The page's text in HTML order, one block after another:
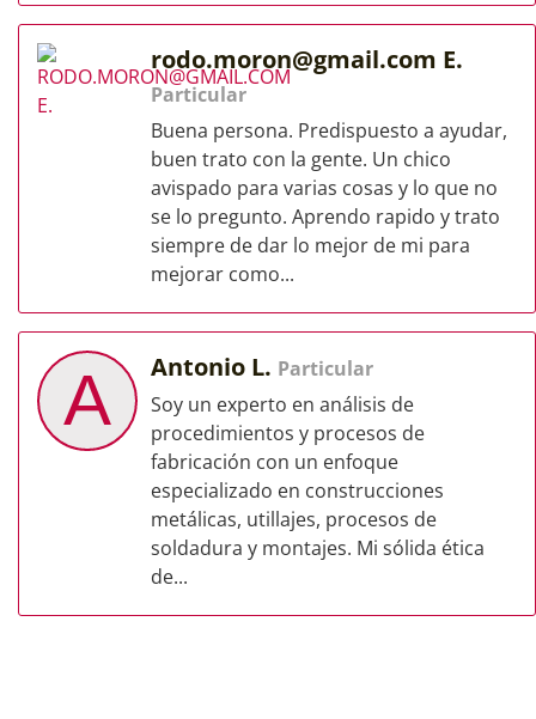
rodo.moron@gmail.com E.
Particular
Buena persona. Predispuesto a ayudar,
buen trato con la gente. Un chico
avispado para varias cosas y lo que no
se lo pregunto. Aprendo rapido y trato
siempre de dar lo mejor de mi para
mejorar como...
A Antonio L. Particular
Soy un experto en análisis de
procedimientos y procesos de
fabricación con un enfoque
especializado en construcciones
metálicas, utillajes, procesos de
soldadura y montajes. Mi sólida ética
de...